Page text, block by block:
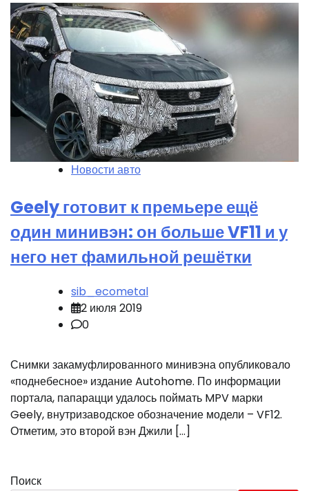
Новости авто
Geely готовит к премьере ещё
один минивэн: он больше VF11 и у
него нет фамильной решётки
sib_ecometal
2 июля 2019
0
Снимки закамуфлированного минивэна опубликовало
«поднебесное» издание Autohome. По информации
портала, папарацци удалось поймать MPV марки
Geely, внутризаводское обозначение модели – VF12.
Отметим, это второй вэн Джили […]
Поиск